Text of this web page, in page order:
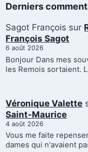
Derniers
Sagot François sur
François Sagot
6 août 2026
Bonjour Dans mes
les Remois sortaient.
Véronique Valette
Saint-Maurice
4 août 2026
Vous me faite
dames qui n'avaient